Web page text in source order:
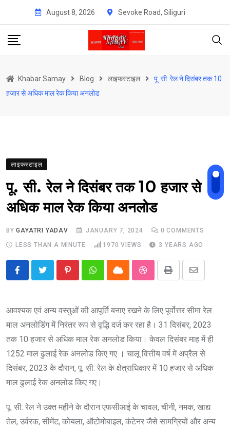
content
August 8, 2026 Sevoke Road, Siliguri
Khabar Samay Blog लाइफस्टाइल
पू. सी. रेल ने दिसंबर तक 10
हजार से अधिक माल रेक किया अनलोड
लाइफस्टाइल
पू. सी. रेल ने दिसंबर तक 10 हजार से
अधिक माल रेक किया अनलोड
BYGAYATRI YADAV JANUARY 7, 2024 0 COMMENTS
LESS THAN A MINUTE
1970 VIEWS 3 YEARS AGO
PinterestWhatsappCloud StumbleUpon
Print
Share
Email
आवश्यक एवं अन्य वस्तुओं की आपूर्ति बनाए रखने के लिए पूर्वोत्तर सीमा रेल
माल अनलोडिंग में निरंतर रूप से वृद्धि दर्ज कर रहा है। 31 दिसंबर, 2023
तक 10 हजार से अधिक माल रेक अनलोड किया। केवल दिसंबर माह में ही
1252 माल ढुलाई रेक अनलोड किए गए । चालू वित्तीय वर्ष में अप्रैल से
दिसंबर, 2023 के दौरान, पू. सी. रेल के क्षेत्राधिकार में 10 हजार से अधिक
माल ढुलाई रेक अनलोड किए गए।
पू. सी. रेल ने उक्त महीने के दौरान एफसीआई के चावल, चीनी, नमक, खाद्य
तेल, उर्वरक, सीमेंट, कोयला, ऑटोमोबाइल, कंटेनर जैसे सामग्रियों और अन्य